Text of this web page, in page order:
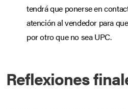
tendrá que ponerse en
atención al vendedor para
por otro que no sea UPC.
Reflexiones